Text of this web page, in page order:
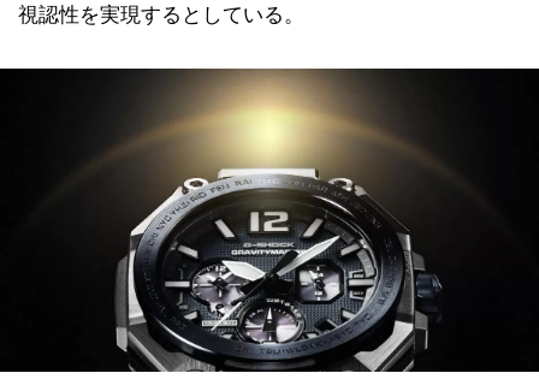
視認性を実現するとしている。